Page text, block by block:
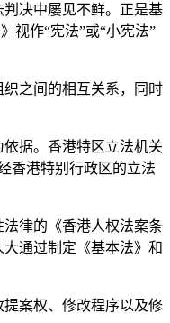
决中屡见不鲜。正是基
视作“宪法”或“小宪法”
之间的相互关系，同时
据。香港特区立法机关
香港特别行政区的立法
律的《香港人权法案条
通过制定《基本法》和
案权、修改程序以及修